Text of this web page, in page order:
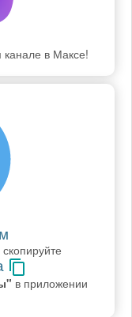
в Максе!
в приложении